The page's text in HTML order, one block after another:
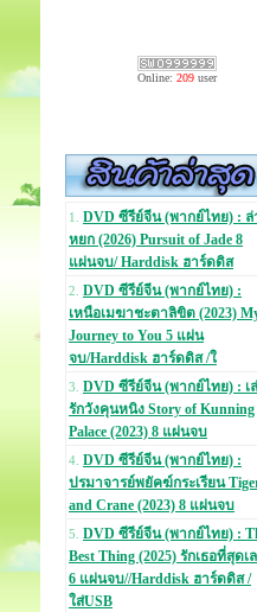
Online: 209 user
1. DVD ซีรีย์จีน (พากย์ไทย) : ล่
หยก (2026) Pursuit of Jade 8
แผ่นจบ/ Harddisk ฮาร์ดดิส
2. DVD ซีรีย์จีน (พากย์ไทย) :
เหนือเมฆาชะตาลิขิต (2023)
Journey to You 5 แผ่น
จบ/Harddisk ฮาร์ดดิส /ใ
3. DVD ซีรีย์จีน (พากย์ไทย) : เ
รักวังคุนหนิง Story of Kunning
Palace (2023) 8 แผ่นจบ
4. DVD ซีรีย์จีน (พากย์ไทย) :
ปรมาจารย์พยัคฆ์กระเรียน
and Crane (2023) 8 แผ่นจบ
5. DVD ซีรีย์จีน (พากย์ไทย) :
Best Thing (2025) รักเธอที่สุดเ
6 แผ่นจบ//Harddisk ฮาร์ดดิส /
ใส่USB